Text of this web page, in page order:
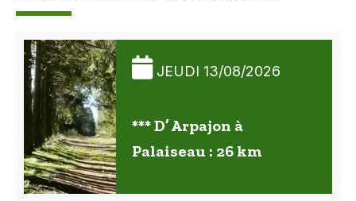
JEUDI 13/08/2026
*** D’ Arpajon à
Palaiseau : 26 km